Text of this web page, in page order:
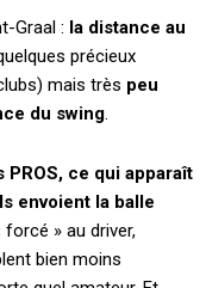
Graal : la distance au
précieux
mais très peu
du swing.
ce qui apparaît
envoient la balle
» au driver,
bien moins